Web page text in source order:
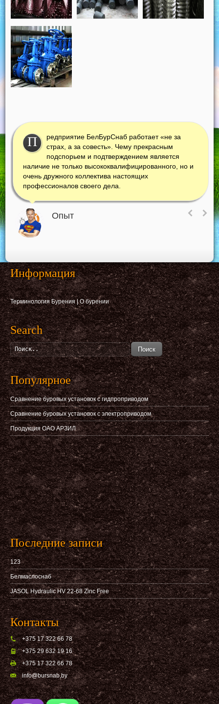
П
редприятие БелБурСнаб работает «не за
страх, а за совесть». Чему прекрасным
подспорьем и подтверждением является
наличие не только высококвалифицированного, но и
очень дружного коллектива настоящих
профессионалов своего дела.
Опыт
Информация
Терминология Бурения|О бурении
Search
Поиск
Популярное
Сравнение буровых установок с гидпроприводом
Сравнение буровых установок с электроприводом
Продукция ОАО АРЗИЛ
Последние записи
123
Белмаслоснаб
JASOL Hydraulic HV 22-68 Zinc Free
Контакты
+375 17 322 66 78
+375 29 632 19 16
+375 17 322 66 78
info@bursnab,by